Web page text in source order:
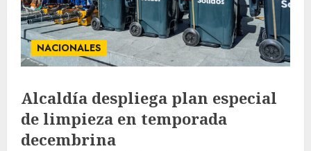
NACIONALES
Alcaldía despliega plan especial
de limpieza en temporada
decembrina